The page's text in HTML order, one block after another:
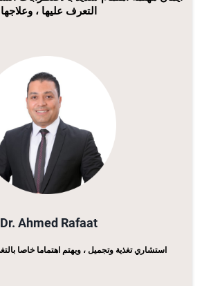
التعرف عليها ، وعلاجها
Dr. Ahmed Rafaat
استشاري تغذية وتجميل ، ويهتم اهتماما خاصا